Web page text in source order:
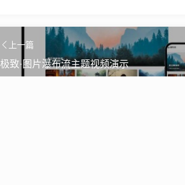
上一篇
极致·图片瀑布流主题视频演示